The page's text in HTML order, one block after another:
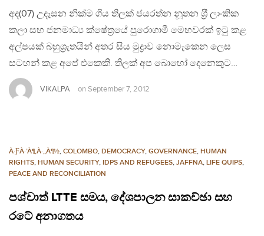
අද(07) උදෑසන නික්ම ගිය තිලක් ජයරත්න නූතන ශ‍්‍රී ලාංකික
කලා සහ ජනමාධ්‍ය ක්ෂේත‍්‍රයේ පුරොගාමී මෙහවරක් ඉටු කළ
අල්පයක් බහුශ‍්‍රැතයින් අතර සිය මුද්‍රාව නොමැකෙන ලෙස
සටහන් කළ අපේ එකෙකි. තිලක් අප බොහෝ දෙනෙකුට…
VIKALPA on September 7, 2012
À·ƑÀ·’À¶‚À·„À¶½, COLOMBO, DEMOCRACY, GOVERNANCE, HUMAN
RIGHTS, HUMAN SECURITY, IDPS AND REFUGEES, JAFFNA, LIFE QUIPS,
PEACE AND RECONCILIATION
පශ්චාත් LTTE සමය, දේශපාලන සාකච්ඡා සහ
රටේ අනාගතය